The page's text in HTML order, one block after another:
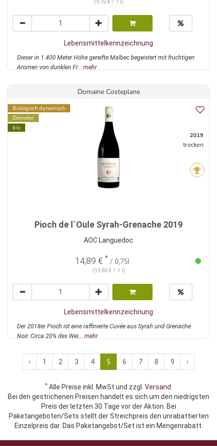
(9,32 € / 1 l)
Lebensmittelkennzeichnung
Dieser in 1.400 Meter Höhe gereifte Malbec begeistert mit fruchtigen
Aromen von dunklen Fr... mehr
Domaine Costeplane
Biologisch dynamisch
Demeter
bio
2019
trocken
Pioch de l´Oule Syrah-Grenache 2019
AOC Languedoc
14,89 € * / 0,75l
(19,85 € / 1 l)
Lebensmittelkennzeichnung
Der 2018er Pioch ist eine raffinierte Cuvée aus Syrah und Grenache
Noir. Circa 20% des Wei... mehr
‹ 1 2 3 4 5 6 7 8 9 ›
*Alle Preise inkl. MwSt und zzgl. Versand.
Bei den gestrichenen Preisen handelt es sich um den niedrigsten
Preis der letzten 30 Tage vor der Aktion. Bei
Paketangeboten/Sets stellt der Streichpreis den unrabattierten
Einzelpreis dar. Das Paketangebot/Set ist ein Mengenrabatt.